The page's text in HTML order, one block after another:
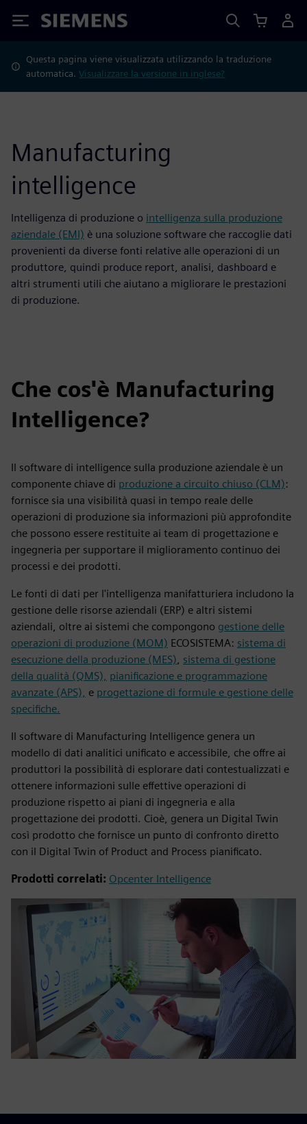
Siemens
Questa pagina viene visualizzata utilizzando la traduzione
automatica.Visualizzare la versione in inglese?
Manufacturing
intelligence
Intelligenza di produzione o intelligenza sulla produzione
aziendale (EMI) è una soluzione software che raccoglie dati
provenienti da diverse fonti relative alle operazioni di un
produttore, quindi produce report, analisi, dashboard e
altri strumenti utili che aiutano a migliorare le prestazioni
di produzione.
Che cos'è Manufacturing
Intelligence?
Il software di intelligence sulla produzione aziendale è un
componente chiave di produzione a circuito chiuso (CLM):
fornisce sia una visibilità quasi in tempo reale delle
operazioni di produzione sia informazioni più approfondite
che possono essere restituite ai team di progettazione e
ingegneria per supportare il miglioramento continuo dei
processi e dei prodotti.
Le fonti di dati per l'intelligenza manifatturiera includono la
gestione delle risorse aziendali (ERP) e altri sistemi
aziendali, oltre ai sistemi che compongono gestione delle
operazioni di produzione (MOM) ECOSISTEMA: sistema di
esecuzione della produzione (MES), sistema di gestione
della qualità (QMS), pianificazione e programmazione
avanzate (APS), e progettazione di formule e gestione delle
specifiche.
Il software di Manufacturing Intelligence genera un
modello di dati analitici unificato e accessibile, che offre ai
produttori la possibilità di esplorare dati contestualizzati e
ottenere informazioni sulle effettive operazioni di
produzione rispetto ai piani di ingegneria e alla
progettazione dei prodotti. Cioè, genera un Digital Twin
così prodotto che fornisce un punto di confronto diretto
con il Digital Twin of Product and Process pianificato.
Prodotti correlati: Opcenter Intelligence